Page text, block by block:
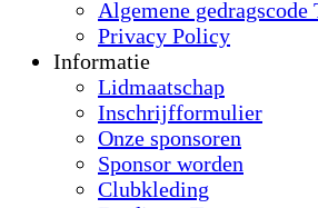
Algemene gedragscode
Privacy Policy
Informatie
Lidmaatschap
Inschrijfformulier
Onze sponsoren
Sponsor worden
Clubkleding